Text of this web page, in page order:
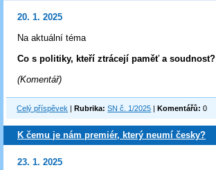
20. 1. 2025
Na aktuální téma
Co s politiky, kteří ztrácejí paměť a soudnost?
(Komentář)
Celý příspěvek Rubrika: SN č. 1/2025 Komentářů: 0
K čemu je nám premiér, který neumí česky?
23. 1. 2025